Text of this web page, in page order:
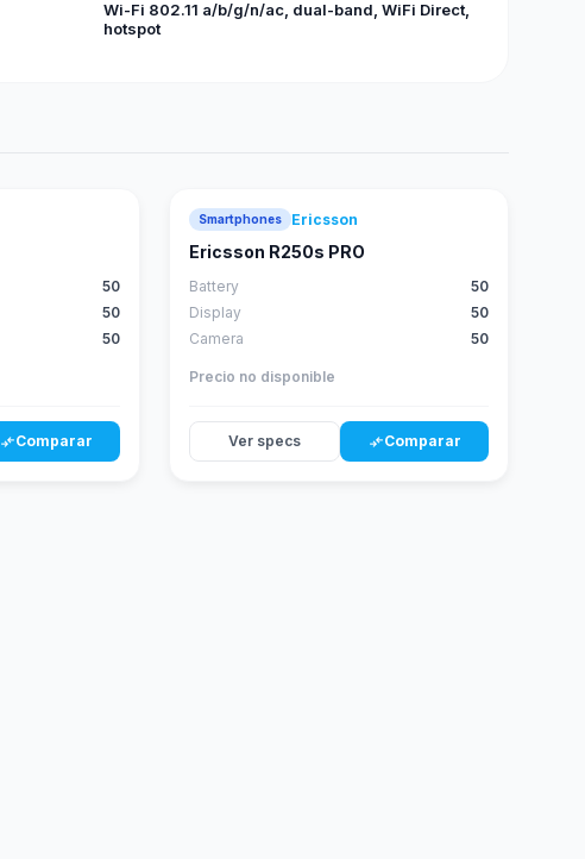
Wi-Fi 802.11 a/b/g/n/ac, dual-band, WiFi Direct,
hotspot
50
50
50
compare_arrowsComparar
Smartphones Ericsson
Ericsson R250s PRO
Battery
50
Display
50
Camera
50
Precio no disponible
Ver specs compare_arrowsComparar